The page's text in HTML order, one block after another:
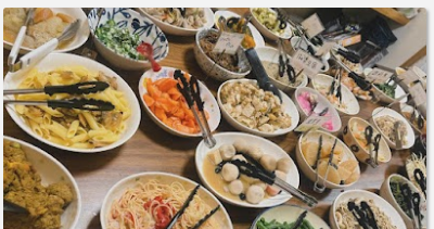
り、優しくホッコリするラーメンの出汁が好きか
も❤️日本酒アイスは🍨少しアルコール分を感じ
る、酒粕の様なイメージの味わい。焦キャラメル
アイスもパクリ🤤あぁぁぁあ〜至福😍焦がしたキ
ャラメルの香りが鼻腔を突き抜けて、堪りません
😆こちらのお店はイベントなどでも借りられると
のことで、あこさんの人柄で少人数でも貸切など
してることもあるそうです。今日も美味しかった
バランスの良い組み合わせで、見た目にも食欲を
そそります。全体的に優しい味付けで、素材の味
を生かしたおかずが中心ですが、ひとつひとつ丁
寧に調理されているため、味わい深く満足度が高
いです。忙しい日でも、ホッと一息つける心温ま
るお弁当です。